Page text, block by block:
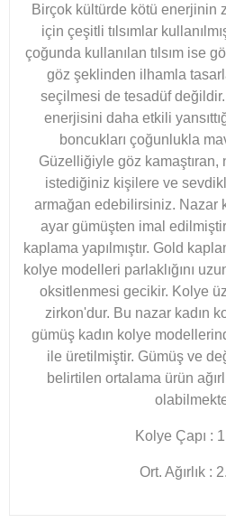
Birçok kültürde kötü enerjinin
için çeşitli tılsımlar
çoğunda kullanılan tılsım ise
göz şeklinden ilhamla
seçilmesi de tesadüf
enerjisini daha etkili
boncukları çoğunlukla
Güzelliğiyle göz kamaştıran,
istediğiniz kişilere ve
armağan edebilirsiniz. Nazar
ayar gümüşten imal
kaplama yapılmıştır. Gold
kolye modelleri parlaklığını
oksitlenmesi gecikir. Kolye
zirkon'dur. Bu nazar kadın
gümüş kadın kolye
ile üretilmiştir. Gümüş ve
belirtilen ortalama ürün
Kolye Çapı :
Ort. Ağırlık :